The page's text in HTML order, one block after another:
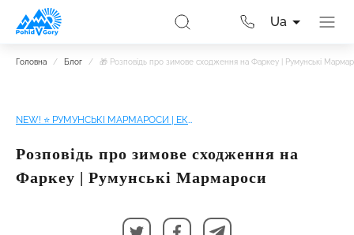
Ua
Головна / Блог / 🎁 Розповідь про зимове сходження на Фаркеу | Румунські
NEW! ⭐ РУМУНСЬКІ МАРМАРОСИ | ЕКСПРЕС СХОДЖЕННЯ НА ФАРКЕУ
Розповідь про зимове сходження на
Фаркеу | Румунські Мармароси